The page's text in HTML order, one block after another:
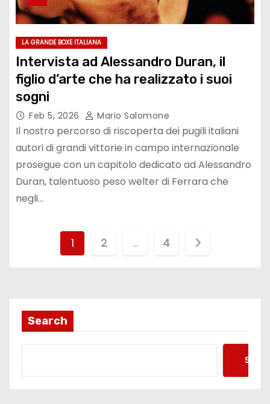
LA GRANDE BOXE ITALIANA
Intervista ad Alessandro Duran, il
figlio d’arte che ha realizzato i suoi
sogni
Feb 5, 2026 Mario Salomone
Il nostro percorso di riscoperta dei pugili italiani
autori di grandi vittorie in campo internazionale
prosegue con un capitolo dedicato ad Alessandro
Duran, talentuoso peso welter di Ferrara che
negli…
i
1 2 … 4
Search